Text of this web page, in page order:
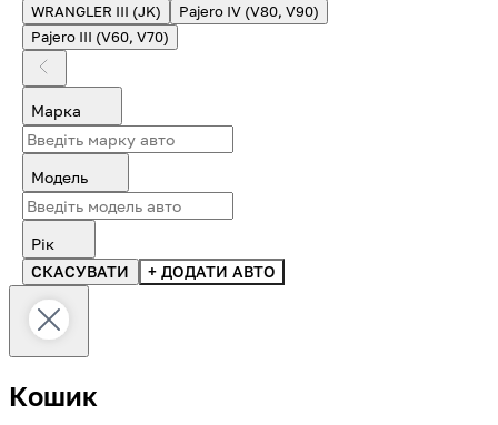
WRANGLER III (JK)
Pajero IV (V80, V90)
Pajero III (V60, V70)
Марка
Модель
Рік
СКАСУВАТИ
+ ДОДАТИ АВТО
Кошик